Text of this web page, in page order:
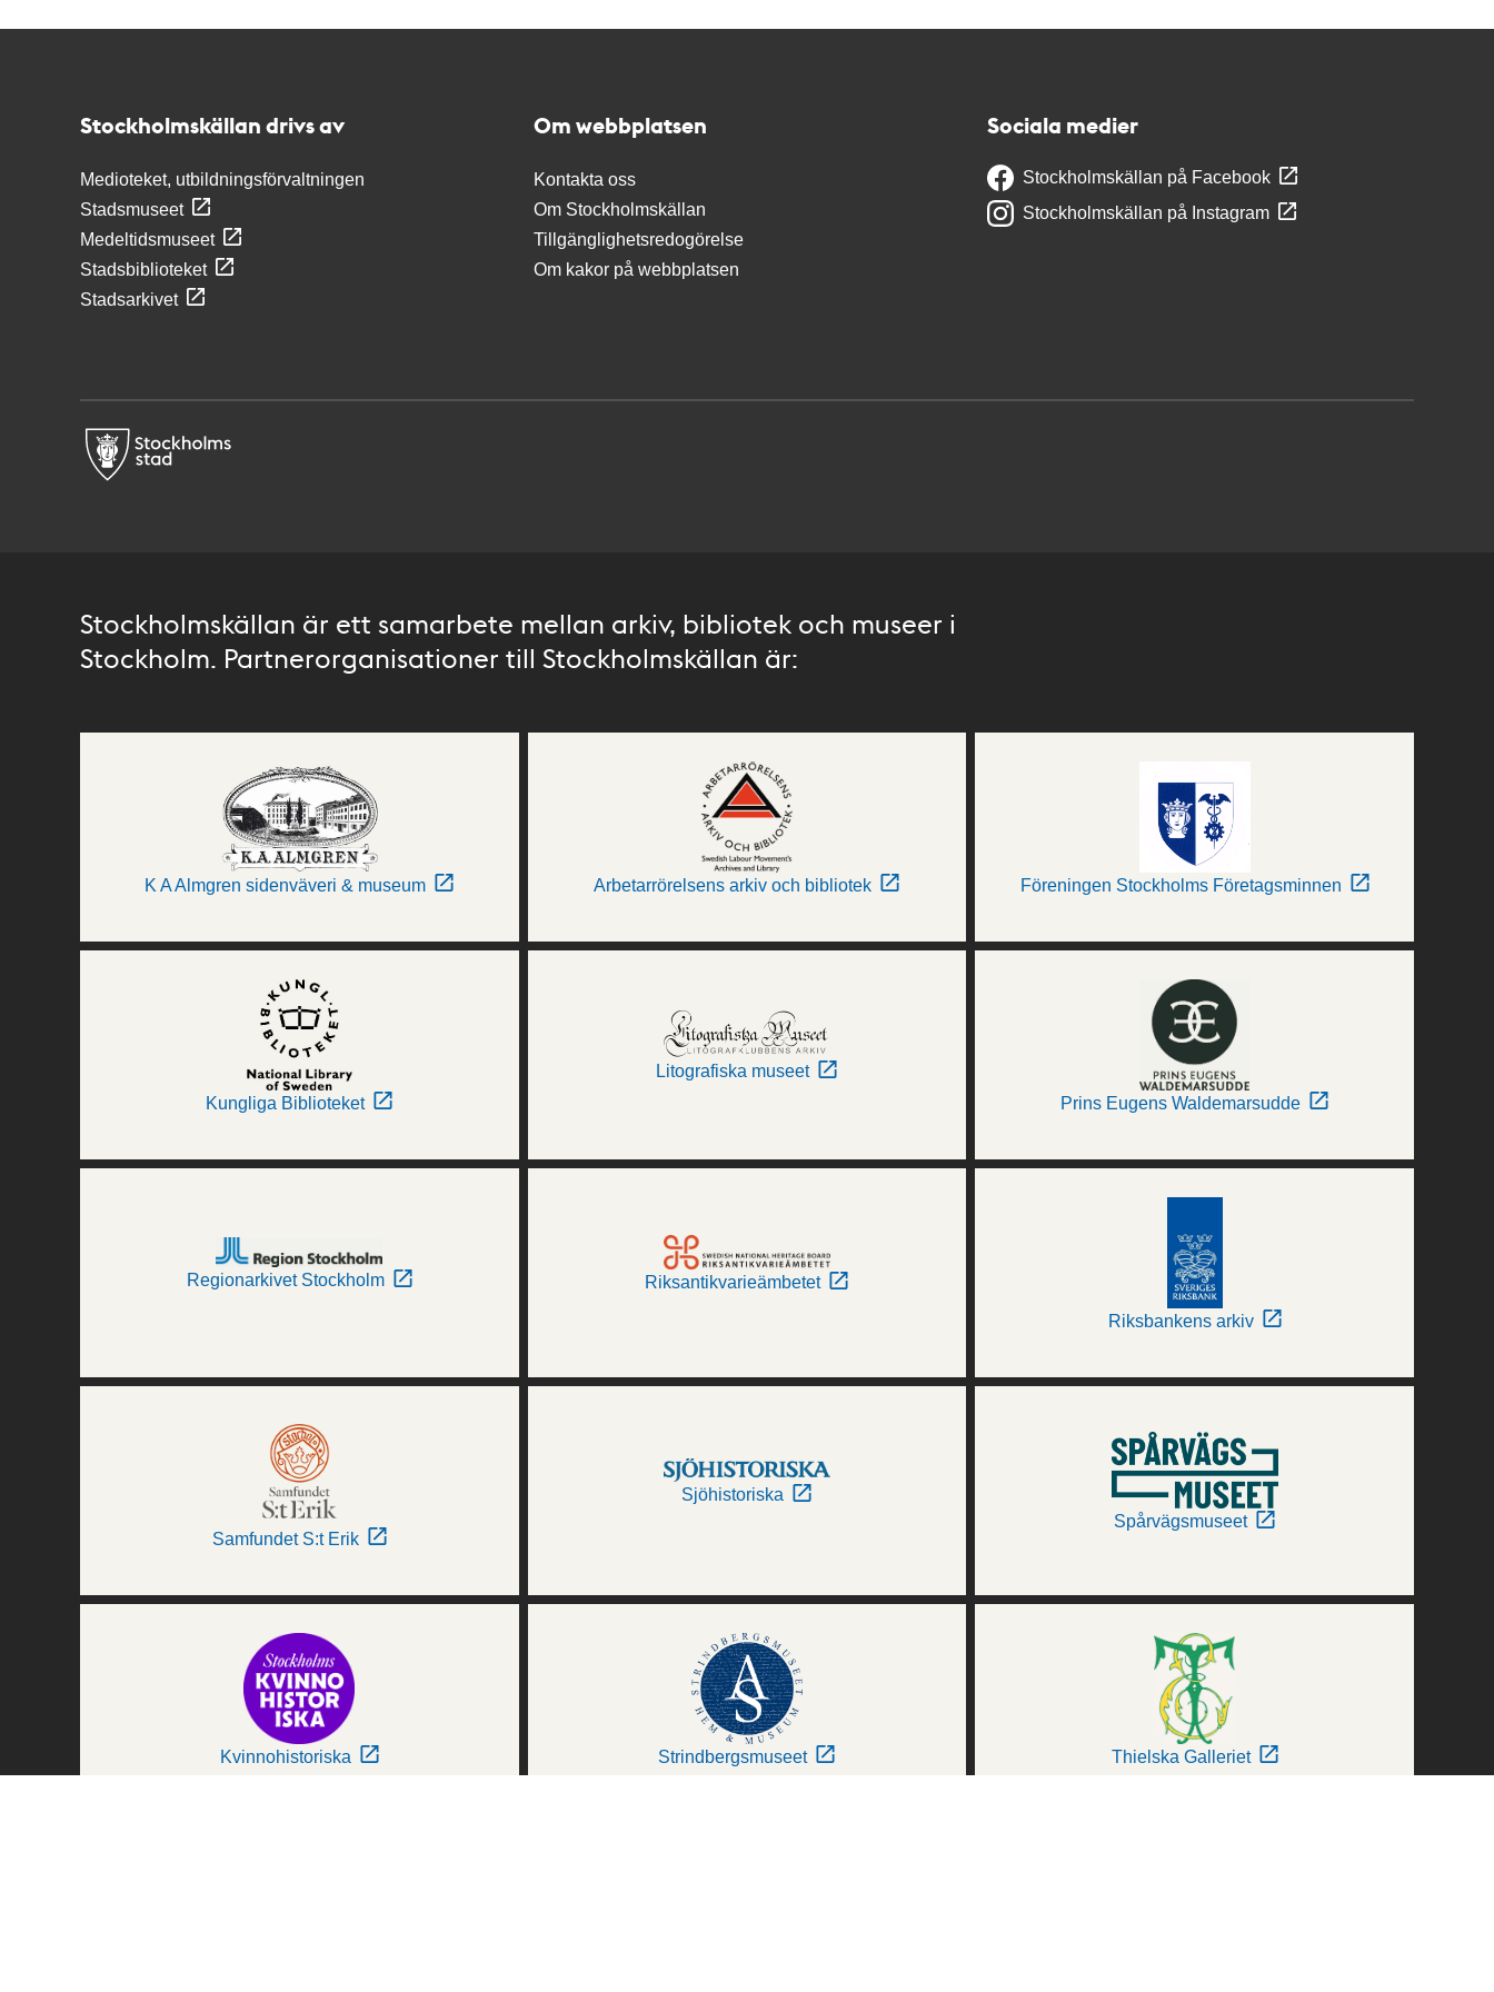
Stockholmskällan drivs av
Medioteket, utbildningsförvaltningen
Stadsmuseet
Medeltidsmuseet
Stadsbiblioteket
Stadsarkivet
Om webbplatsen
Kontakta oss
Om Stockholmskällan
Tillgänglighetsredogörelse
Om kakor på webbplatsen
Sociala medier
Stockholmskällan på Facebook
Stockholmskällan på Instagram
Stockholmskällan är ett samarbete mellan arkiv, bibliotek och museer i
Stockholm. Partnerorganisationer till Stockholmskällan är:
K A Almgren sidenväveri & museum Arbetarrörelsens arkiv och bibliotek Föreningen Stockholms Företagsminnen
Kungliga Biblioteket
Litografiska museet
Prins Eugens Waldemarsudde
Regionarkivet Stockholm Riksantikvarieämbetet
Riksbankens arkiv
Samfundet S:t Erik
Sjöhistoriska
Spårvägsmuseet
Kvinnohistoriska Strindbergsmuseet Thielska Galleriet